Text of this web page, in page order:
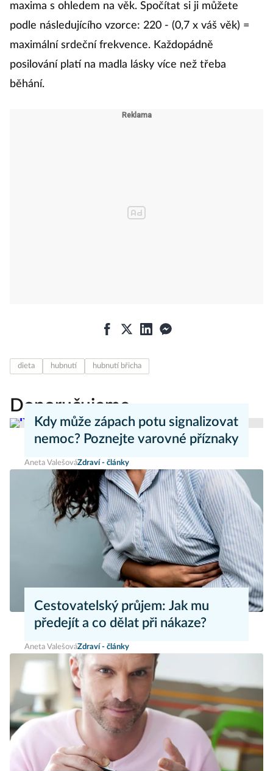
maxima s ohledem na věk. Spočítat si ji můžete
podle následujícího vzorce: 220 - (0,7 x váš věk) =
maximální srdeční frekvence. Každopádně
posilování platí na madla lásky více než třeba
běhání.
dieta hubnutí hubnutí břicha
Doporučujeme
Kdy může zápach potu signalizovat
nemoc? Poznejte varovné příznaky
Aneta ValešováZdraví - články
Cestovatelský průjem: Jak mu
předejít a co dělat při nákaze?
Aneta ValešováZdraví - články